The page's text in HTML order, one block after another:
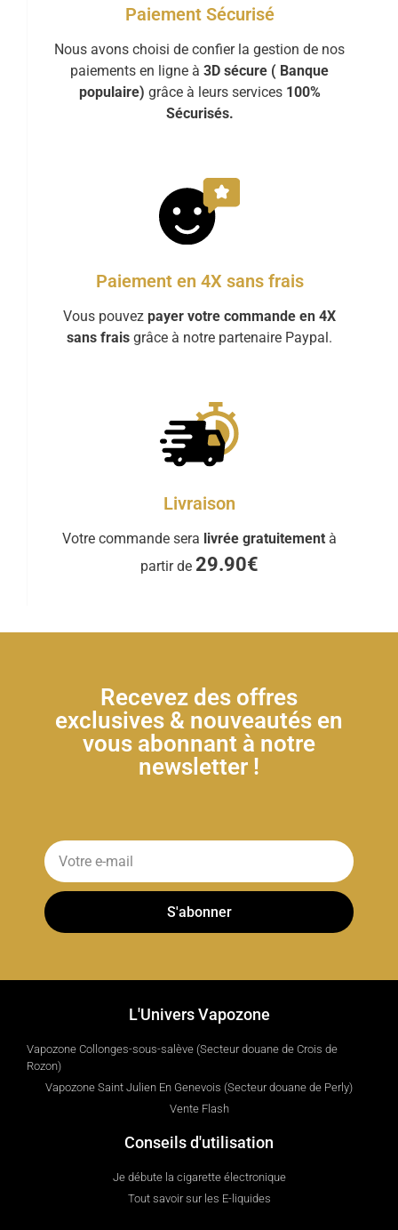
Paiement Sécurisé
Nous avons choisi de confier la gestion de nos
paiements en ligne à 3D sécure ( Banque
populaire) grâce à leurs services 100%
Sécurisés.
Paiement en 4X sans frais
Vous pouvez payer votre commande en 4X
sans frais grâce à notre partenaire Paypal.
Livraison
Votre commande sera livrée gratuitement à
partir de 29.90€
Recevez des offres
exclusives & nouveautés en
vous abonnant à notre
newsletter !
S'abonner
L'Univers Vapozone
Vapozone Collonges-sous-salève (Secteur douane de Crois de
Rozon)
Vapozone Saint Julien En Genevois (Secteur douane de Perly)
Vente Flash
Conseils d'utilisation
Je débute la cigarette électronique
Tout savoir sur les E-liquides